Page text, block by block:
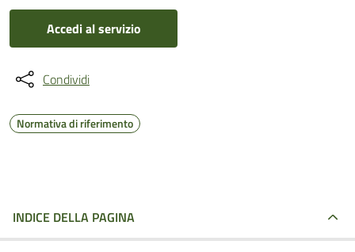
Accedi al servizio
Condividi
Normativa di riferimento
INDICE DELLA PAGINA